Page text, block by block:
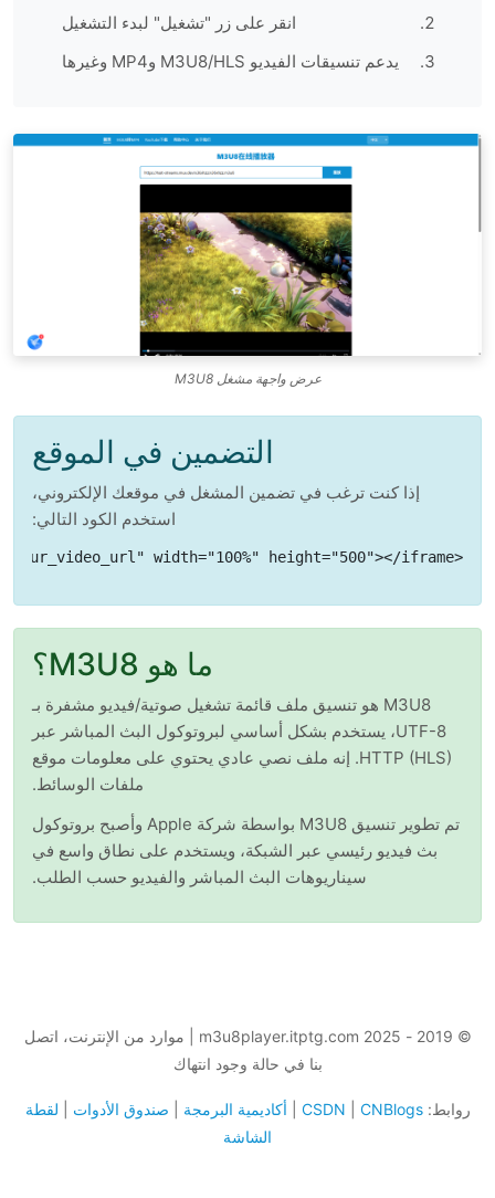
انقر على زر "تشغيل" لبدء التشغيل
يدعم تنسيقات الفيديو M3U8/HLS وMP4 وغيرها
عرض واجهة مشغل M3U8
التضمين في الموقع
إذا كنت ترغب في تضمين المشغل في موقعك الإلكتروني،
استخدم الكود التالي:
ما هو M3U8؟
M3U8 هو تنسيق ملف قائمة تشغيل صوتية/فيديو مشفرة بـ
UTF-8، يستخدم بشكل أساسي لبروتوكول البث المباشر عبر
HTTP (HLS). إنه ملف نصي عادي يحتوي على معلومات موقع
ملفات الوسائط.
تم تطوير تنسيق M3U8 بواسطة شركة Apple وأصبح بروتوكول
بث فيديو رئيسي عبر الشبكة، ويستخدم على نطاق واسع في
سيناريوهات البث المباشر والفيديو حسب الطلب.
© 2019 - 2025 m3u8player.itptg.com | موارد من الإنترنت، اتصل
بنا في حالة وجود انتهاك
CSDN|CNBlogs
|أكاديمية البرمجة |صندوق الأدوات|لقطة
الشاشة